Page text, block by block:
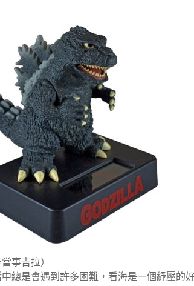
事吉拉）
中總是會遇到許多困難，看海是一個紓壓的